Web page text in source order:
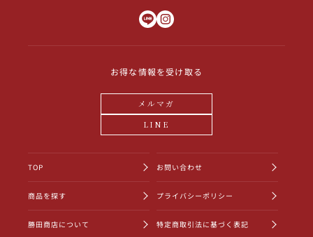
お得な情報を受け取る
メルマガ
LINE
TOP
商品を探す
勝田商店について
お問い合わせ
プライバシーポリシー
特定商取引法に基づく表記